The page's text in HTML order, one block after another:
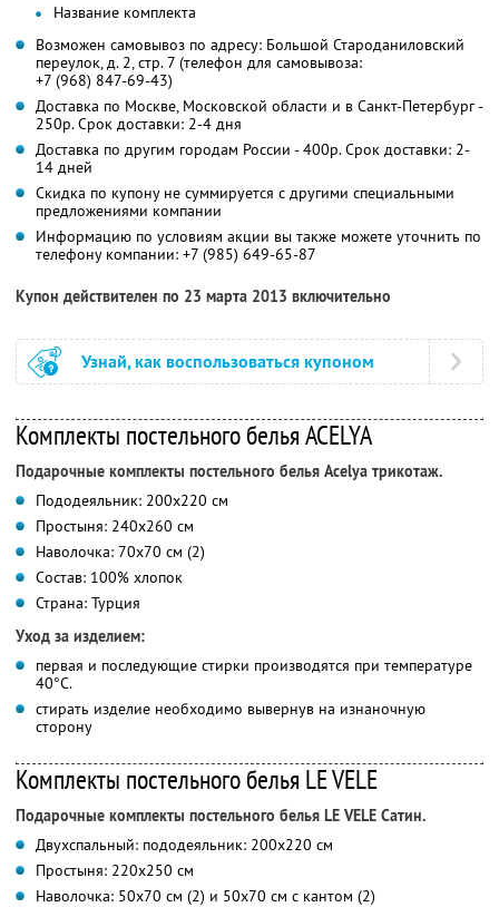
Название комплекта
Возможен самовывоз по адресу: Большой Староданиловский
переулок, д. 2, стр. 7 (телефон для самовывоза:
+7 (968) 847-69-43)
Доставка по Москве, Московской области и в Санкт-Петербург -
250р. Срок доставки: 2-4 дня
Доставка по другим городам России - 400р. Срок доставки: 2-
14 дней
Скидка по купону не суммируется с другими специальными
предложениями компании
Информацию по условиям акции вы также можете уточнить по
телефону компании: +7 (985) 649-65-87
Купон действителен по 23 марта 2013 включительно
Узнай, как воспользоваться купоном
Комплекты постельного белья ACELYA
Подарочные комплекты постельного белья Acelya трикотаж.
Пододеяльник: 200х220 см
Простыня: 240х260 см
Наволочка: 70х70 см (2)
Состав: 100% хлопок
Страна: Турция
Уход за изделием:
первая и последующие стирки производятся при температуре
40°C.
стирать изделие необходимо вывернув на изнаночную
сторону
Комплекты постельного белья LE VELE
Подарочные комплекты постельного белья LE VELE Сатин.
Двухспальный: пододеяльник: 200х220 см
Простыня: 220х250 см
Наволочка: 50х70 см (2) и 50х70 см с кантом (2)